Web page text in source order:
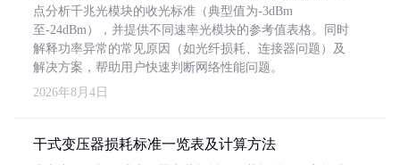
点分析千兆光模块的收光标准（典型值为-3dBm
至-24dBm），并提供不同速率光模块的参考值表格。同时
解释功率异常的常见原因（如光纤损耗、连接器问题）及
解决方案，帮助用户快速判断网络性能问题。
2026年8月4日
干式变压器损耗标准一览表及计算方法